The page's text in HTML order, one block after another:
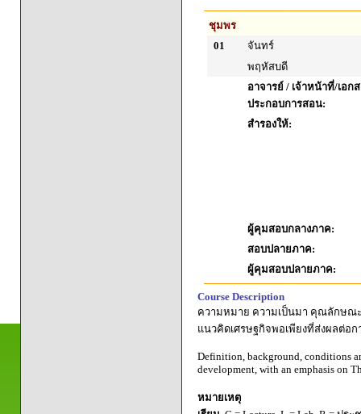
ชุมพร
01
จันทร์
พฤหัสบดี
อาจารย์ / เจ้าหน้าที่/เอก
ประกอบการสอน:
สำรองให้:
ผู้คุมสอบกลางภาค:
สอบปลายภาค:
ผู้คุมสอบปลายภาค:
Course Description
ความหมาย ความเป็นมา คุณลักษณะ
แนวคิดเศรษฐกิจพอเพียงที่ส่งผลต่อ
Definition, background, conditions
development, with an emphasis on
หมายเหตุ